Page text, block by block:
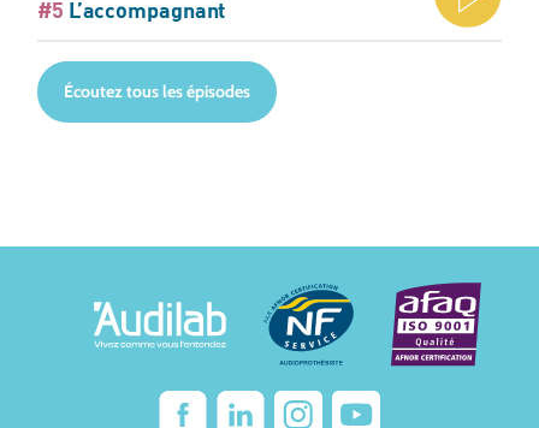
#5 L’accompagnant
Écoutez tous les épisodes